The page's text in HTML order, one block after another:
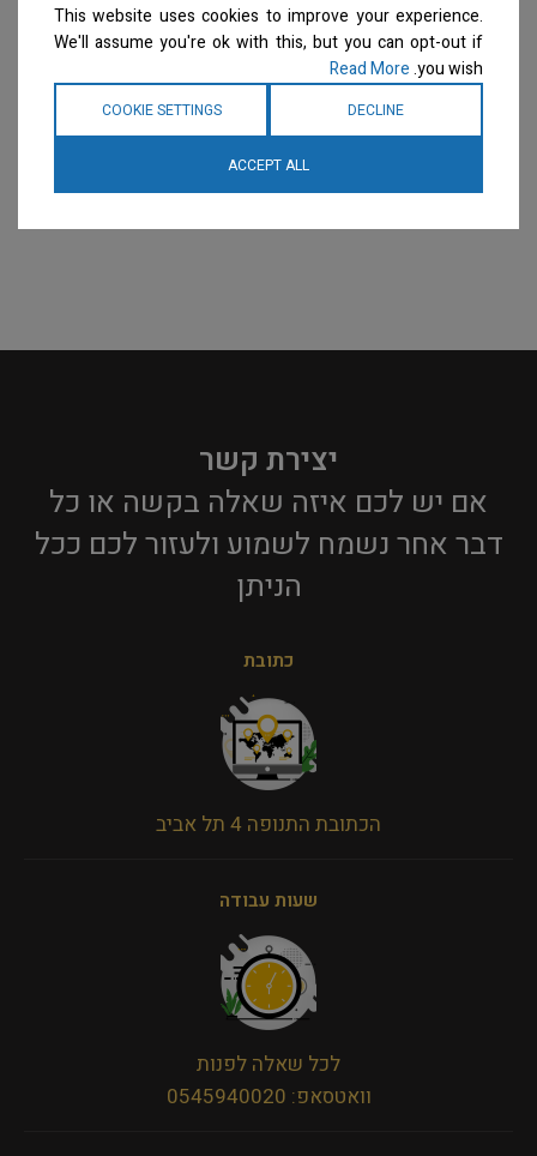
המחיר ייחשף רק לבעלי
מספרות רשומיםצרו קשר
למידע נוסף
המחיר ייחשף רק לבעלי
מספרות רשומיםצרו קשר
יצירת קשר
אם יש לכם איזה שאלה בקשה או כל
דבר אחר נשמח לשמוע ולעזור לכם ככל
הניתן​
כתובת
הכתובת התנופה 4 תל אביב
שעות עבודה
לכל שאלה לפנות
וואטסאפ: 0545940020
This website uses cookies to improve your experience.
We'll assume you're ok with this, but you can opt-out if
you wish.
Read More
DECLINE
COOKIE SETTINGS
ACCEPT ALL